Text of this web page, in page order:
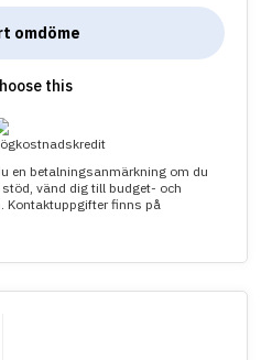
omdöme
this
en betalningsanmärkning om du
vänd dig till budget- och
Kontaktuppgifter finns på